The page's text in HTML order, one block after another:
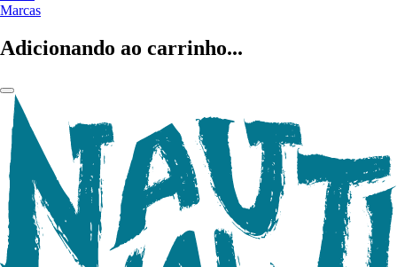
Marcas
Adicionando ao carrinho...